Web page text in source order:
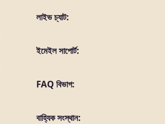
লাইভ চ্যাট:
ইমেইল সাপোর্ট:
FAQ বিভাগ:
বাহ্যিক সংস্থান: